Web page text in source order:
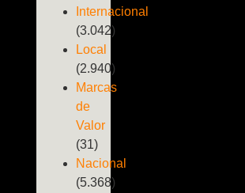
Internacional
(3.042)
Local
(2.940)
Marcas
de
Valor
(31)
Nacional
(5.368)